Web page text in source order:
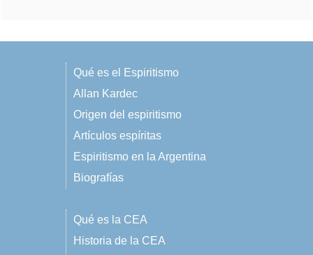
Qué es el Espiritismo
Allan Kardec
Origen del espiritismo
Artículos espíritas
Espiritismo en la Argentina
Biografías
Qué es la CEA
Historia de la CEA